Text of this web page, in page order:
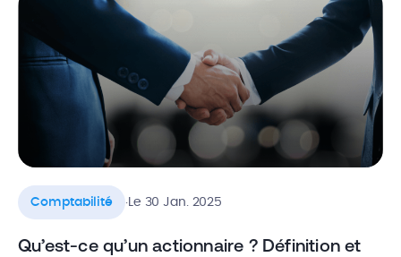
Comptabilité .Le 30 Jan. 2025
Qu’est-ce qu’un actionnaire ? Définition et